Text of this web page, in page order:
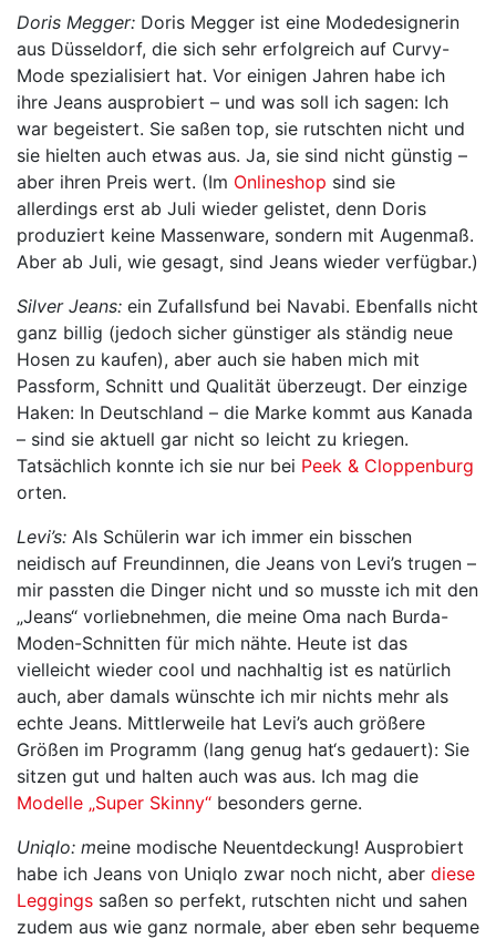
Doris Megger: Doris Megger ist eine Modedesignerin
aus Düsseldorf, die sich sehr erfolgreich auf Curvy-
Mode spezialisiert hat. Vor einigen Jahren habe ich
ihre Jeans ausprobiert – und was soll ich sagen: Ich
war begeistert. Sie saßen top, sie rutschten nicht und
sie hielten auch etwas aus. Ja, sie sind nicht günstig –
aber ihren Preis wert. (Im Onlineshop sind sie
allerdings erst ab Juli wieder gelistet, denn Doris
produziert keine Massenware, sondern mit Augenmaß.
Aber ab Juli, wie gesagt, sind Jeans wieder verfügbar.)
Silver Jeans: ein Zufallsfund bei Navabi. Ebenfalls nicht
ganz billig (jedoch sicher günstiger als ständig neue
Hosen zu kaufen), aber auch sie haben mich mit
Passform, Schnitt und Qualität überzeugt. Der einzige
Haken: In Deutschland – die Marke kommt aus Kanada
– sind sie aktuell gar nicht so leicht zu kriegen.
Tatsächlich konnte ich sie nur bei Peek & Cloppenburg
orten.
Levi’s: Als Schülerin war ich immer ein bisschen
neidisch auf Freundinnen, die Jeans von Levi’s trugen –
mir passten die Dinger nicht und so musste ich mit den
„Jeans“ vorliebnehmen, die meine Oma nach Burda-
Moden-Schnitten für mich nähte. Heute ist das
vielleicht wieder cool und nachhaltig ist es natürlich
auch, aber damals wünschte ich mir nichts mehr als
echte Jeans. Mittlerweile hat Levi’s auch größere
Größen im Programm (lang genug hat‘s gedauert): Sie
sitzen gut und halten auch was aus. Ich mag die
Modelle „Super Skinny“ besonders gerne.
Uniqlo: meine modische Neuentdeckung! Ausprobiert
habe ich Jeans von Uniqlo zwar noch nicht, aber diese
Leggings saßen so perfekt, rutschten nicht und sahen
zudem aus wie ganz normale, aber eben sehr bequeme